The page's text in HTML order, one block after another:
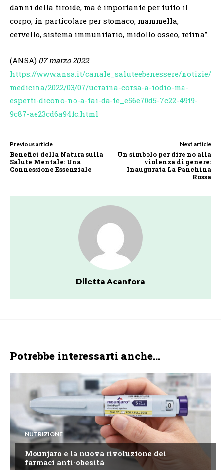
danni della tiroide, ma è importante per tutto il
corpo, in particolare per stomaco, mammella,
cervello, sistema immunitario, midollo osseo, retina”.
(ANSA) 07 marzo 2022
https://www.ansa.it/canale_saluteebenessere/notizie/
medicina/2022/03/07/ucraina-corsa-a-iodio-ma-
esperti-dicono-no-a-fai-da-te_e56e70d5-7c22-49f9-
9c87-ae23cd6a94fc.html
Previous article
Benefici della Natura sulla
Salute Mentale: Una
Connessione Essenziale
Next article
Un simbolo per dire no alla
violenza di genere:
Inaugurata La Panchina
Rossa
Diletta Acanfora
Potrebbe interessarti anche...
NUTRIZIONE
Mounjaro e la nuova rivoluzione dei
farmaci anti-obesità